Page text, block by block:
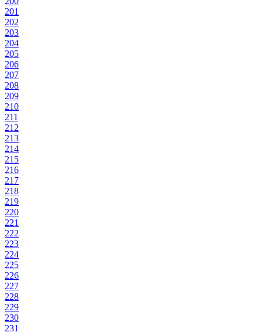
201
202
203
204
205
206
207
208
209
210
211
212
213
214
215
216
217
218
219
220
221
222
223
224
225
226
227
228
229
230
231